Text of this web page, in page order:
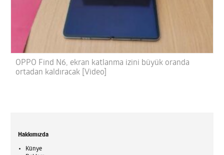
OPPO Find N6, ekran katlanma izini büyük oranda
ortadan kaldıracak [Video]
Hakkımızda
Künye